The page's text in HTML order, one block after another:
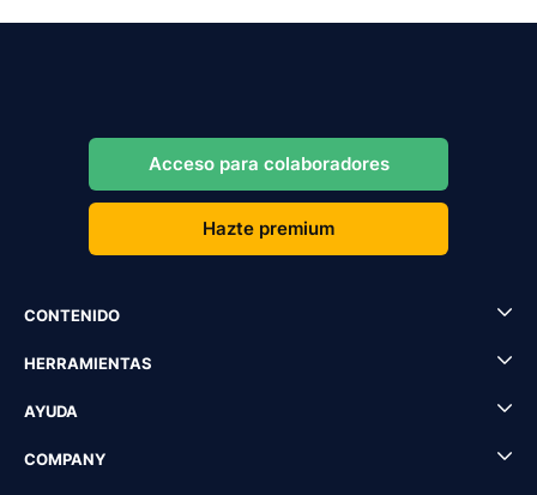
Acceso para colaboradores
Hazte premium
CONTENIDO
HERRAMIENTAS
AYUDA
COMPANY